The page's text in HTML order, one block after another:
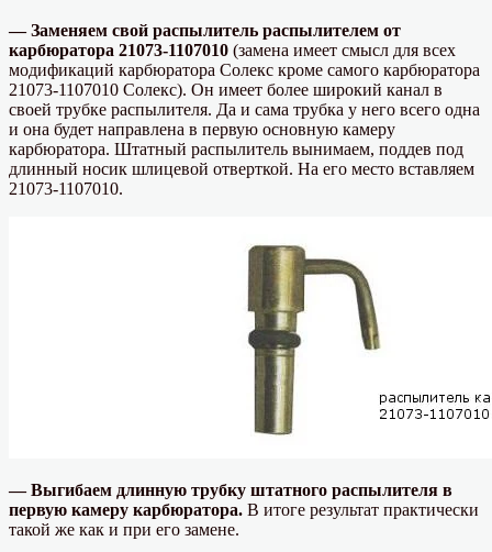
— Заменяем свой распылитель распылителем от
карбюратора 21073-1107010 (замена имеет смысл для всех
модификаций карбюратора Солекс кроме самого карбюратора
21073-1107010 Солекс). Он имеет более широкий канал в
своей трубке распылителя. Да и сама трубка у него всего одна
и она будет направлена в первую основную камеру
карбюратора. Штатный распылитель вынимаем, поддев под
длинный носик шлицевой отверткой. На его место вставляем
21073-1107010.
— Выгибаем длинную трубку штатного распылителя в
первую камеру карбюратора. В итоге результат практически
такой же как и при его замене.